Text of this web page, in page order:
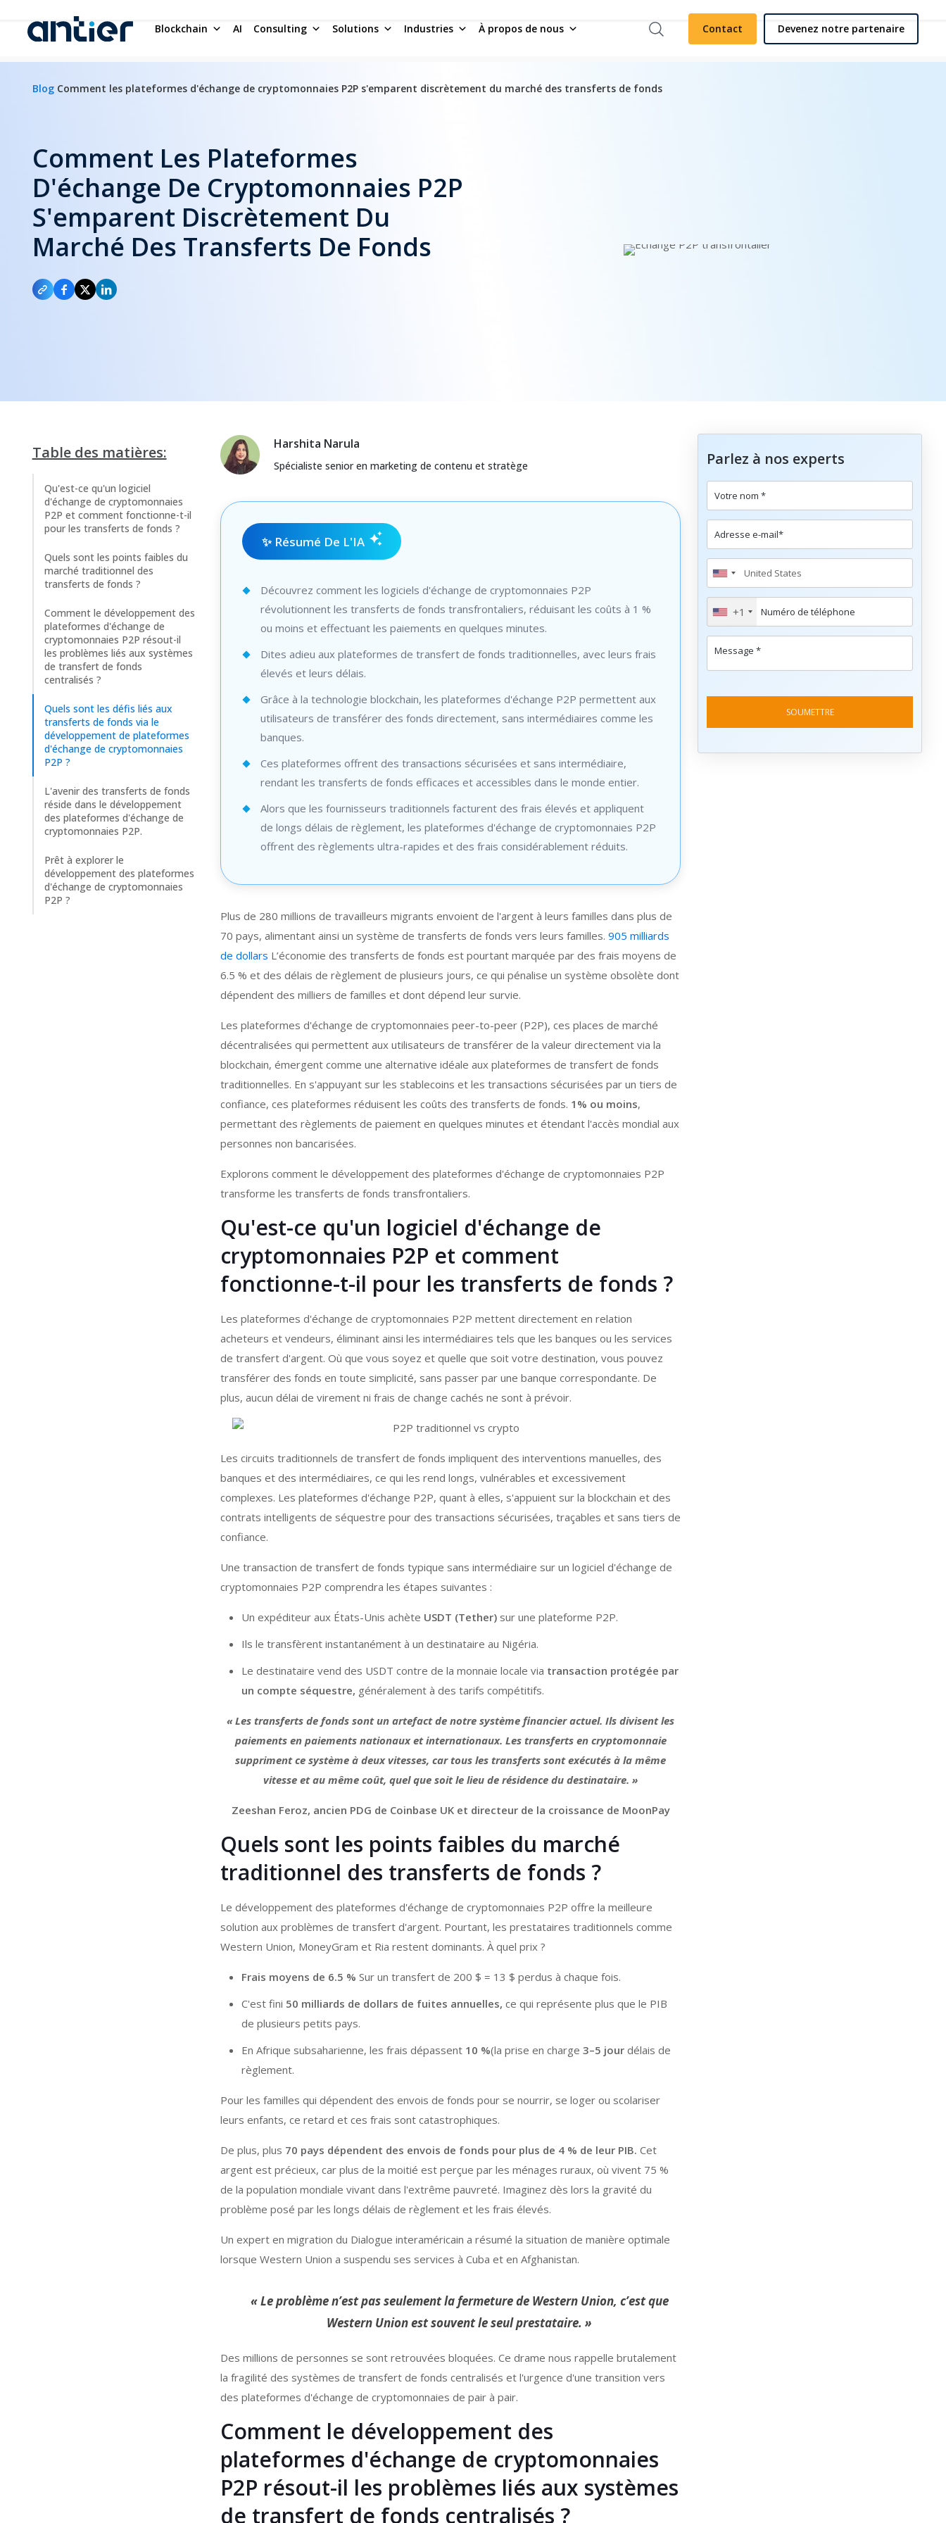
Blockchain AI Consulting Solutions Industries À propos de nous Contact Devenez notre partenaire
Blog Comment les plateformes d'échange de cryptomonnaies P2P s'emparent discrètement du marché des transferts de fonds
Comment Les Plateformes
D'échange De Cryptomonnaies P2P
S'emparent Discrètement Du
Marché Des Transferts De Fonds
Table des matières:
Qu'est-ce qu'un logiciel
d'échange de cryptomonnaies
P2P et comment fonctionne-t-il
pour les transferts de fonds ?
Quels sont les points faibles du
marché traditionnel des
transferts de fonds ?
Comment le développement des
plateformes d'échange de
cryptomonnaies P2P résout-il
les problèmes liés aux systèmes
de transfert de fonds
centralisés ?
Quels sont les défis liés aux
transferts de fonds via le
développement de plateformes
d'échange de cryptomonnaies
P2P ?
L'avenir des transferts de fonds
réside dans le développement
des plateformes d'échange de
cryptomonnaies P2P.
Prêt à explorer le
développement des plateformes
d'échange de cryptomonnaies
P2P ?
Harshita Narula
Spécialiste senior en marketing de contenu et stratège
✨ Résumé De L'IA
Découvrez comment les logiciels d'échange de cryptomonnaies P2P
révolutionnent les transferts de fonds transfrontaliers, réduisant les coûts à 1 %
ou moins et effectuant les paiements en quelques minutes.
Dites adieu aux plateformes de transfert de fonds traditionnelles, avec leurs frais
élevés et leurs délais.
Grâce à la technologie blockchain, les plateformes d'échange P2P permettent aux
utilisateurs de transférer des fonds directement, sans intermédiaires comme les
banques.
Ces plateformes offrent des transactions sécurisées et sans intermédiaire,
rendant les transferts de fonds efficaces et accessibles dans le monde entier.
Alors que les fournisseurs traditionnels facturent des frais élevés et appliquent
de longs délais de règlement, les plateformes d'échange de cryptomonnaies P2P
offrent des règlements ultra-rapides et des frais considérablement réduits.
Plus de 280 millions de travailleurs migrants envoient de l'argent à leurs familles dans plus de
70 pays, alimentant ainsi un système de transferts de fonds vers leurs familles. 905 milliards
de dollars L’économie des transferts de fonds est pourtant marquée par des frais moyens de
6.5 % et des délais de règlement de plusieurs jours, ce qui pénalise un système obsolète dont
dépendent des milliers de familles et dont dépend leur survie.
Les plateformes d'échange de cryptomonnaies peer-to-peer (P2P), ces places de marché
décentralisées qui permettent aux utilisateurs de transférer de la valeur directement via la
blockchain, émergent comme une alternative idéale aux plateformes de transfert de fonds
traditionnelles. En s'appuyant sur les stablecoins et les transactions sécurisées par un tiers de
confiance, ces plateformes réduisent les coûts des transferts de fonds. 1% ou moins,
permettant des règlements de paiement en quelques minutes et étendant l'accès mondial aux
personnes non bancarisées.
Explorons comment le développement des plateformes d'échange de cryptomonnaies P2P
transforme les transferts de fonds transfrontaliers.
Qu'est-ce qu'un logiciel d'échange de
cryptomonnaies P2P et comment
fonctionne-t-il pour les transferts de fonds ?
Les plateformes d'échange de cryptomonnaies P2P mettent directement en relation
acheteurs et vendeurs, éliminant ainsi les intermédiaires tels que les banques ou les services
de transfert d'argent. Où que vous soyez et quelle que soit votre destination, vous pouvez
transférer des fonds en toute simplicité, sans passer par une banque correspondante. De
plus, aucun délai de virement ni frais de change cachés ne sont à prévoir.
Les circuits traditionnels de transfert de fonds impliquent des interventions manuelles, des
banques et des intermédiaires, ce qui les rend longs, vulnérables et excessivement
complexes. Les plateformes d'échange P2P, quant à elles, s'appuient sur la blockchain et des
contrats intelligents de séquestre pour des transactions sécurisées, traçables et sans tiers de
confiance.
Une transaction de transfert de fonds typique sans intermédiaire sur un logiciel d'échange de
cryptomonnaies P2P comprendra les étapes suivantes :
Un expéditeur aux États-Unis achète USDT (Tether)sur une plateforme P2P.
Ils le transfèrent instantanément à un destinataire au Nigéria.
Le destinataire vend des USDT contre de la monnaie locale via transaction protégée par
un compte séquestre, généralement à des tarifs compétitifs.
« Les transferts de fonds sont un artefact de notre système financier actuel. Ils divisent les
paiements en paiements nationaux et internationaux. Les transferts en cryptomonnaie
suppriment ce système à deux vitesses, car tous les transferts sont exécutés à la même
vitesse et au même coût, quel que soit le lieu de résidence du destinataire. »
Zeeshan Feroz, ancien PDG de Coinbase UK et directeur de la croissance de MoonPay
Quels sont les points faibles du marché
traditionnel des transferts de fonds ?
Le développement des plateformes d'échange de cryptomonnaies P2P offre la meilleure
solution aux problèmes de transfert d'argent. Pourtant, les prestataires traditionnels comme
Western Union, MoneyGram et Ria restent dominants. À quel prix ?
Frais moyens de 6.5 % Sur un transfert de 200 $ = 13 $ perdus à chaque fois.
C'est fini 50 milliards de dollars de fuites annuelles, ce qui représente plus que le PIB
de plusieurs petits pays.
En Afrique subsaharienne, les frais dépassent 10 %(la prise en charge 3–5 jourdélais de
règlement.
Pour les familles qui dépendent des envois de fonds pour se nourrir, se loger ou scolariser
leurs enfants, ce retard et ces frais sont catastrophiques.
De plus, plus 70 pays dépendent des envois de fonds pour plus de 4 % de leur PIB. Cet
argent est précieux, car plus de la moitié est perçue par les ménages ruraux, où vivent 75 %
de la population mondiale vivant dans l'extrême pauvreté. Imaginez dès lors la gravité du
problème posé par les longs délais de règlement et les frais élevés.
Un expert en migration du Dialogue interaméricain a résumé la situation de manière optimale
lorsque Western Union a suspendu ses services à Cuba et en Afghanistan.
« Le problème n’est pas seulement la fermeture de Western Union, c’est que
Western Union est souvent le seul prestataire. »
Des millions de personnes se sont retrouvées bloquées. Ce drame nous rappelle brutalement
la fragilité des systèmes de transfert de fonds centralisés et l'urgence d'une transition vers
des plateformes d'échange de cryptomonnaies de pair à pair.
Comment le développement des
plateformes d'échange de cryptomonnaies
P2P résout-il les problèmes liés aux systèmes
de transfert de fonds centralisés ?
Parlez à nos experts
+1